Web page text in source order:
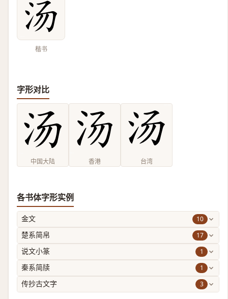
楷书
字形对比
中国大陆 香港 台湾
各书体字形实例
金文 10
楚系简帛 17
说文小篆 1
秦系简牍 1
传抄古文字 3